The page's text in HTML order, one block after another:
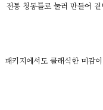
전통 청동틀로 눌러 만들어
패키지에서도 클래식한 미감